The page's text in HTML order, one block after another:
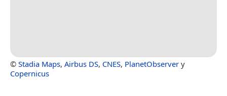
© Stadia Maps, Airbus DS, CNES, PlanetObserver y
Copernicus